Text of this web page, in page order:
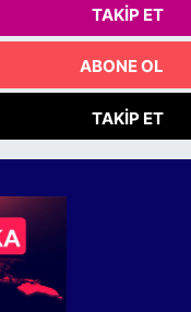
TAKIP ET
ABONE OL
TAKIP ET